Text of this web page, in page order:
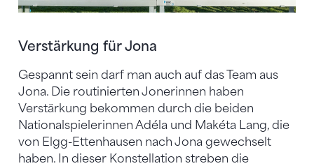
Verstärkung für Jona
Gespannt sein darf man auch auf das Team aus
Jona. Die routinierten Jonerinnen haben
Verstärkung bekommen durch die beiden
Nationalspielerinnen Adéla und Makéta Lang, die
von Elgg-Ettenhausen nach Jona gewechselt
haben. In dieser Konstellation streben die